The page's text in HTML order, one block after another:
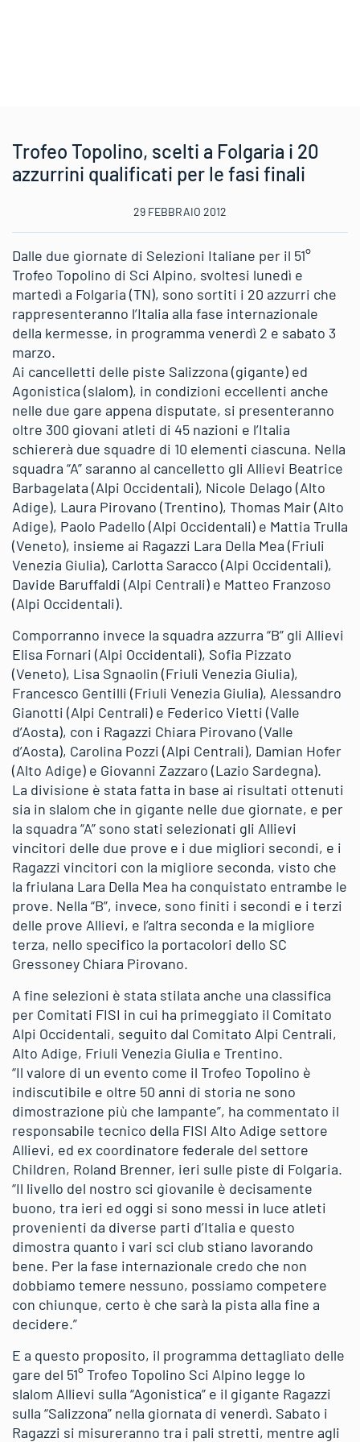
Trofeo Topolino, scelti a Folgaria i 20
azzurrini qualificati per le fasi finali
29 FEBBRAIO 2012
Dalle due giornate di Selezioni Italiane per il 51°
Trofeo Topolino di Sci Alpino, svoltesi lunedì e
martedì a Folgaria (TN), sono sortiti i 20 azzurri che
rappresenteranno l’Italia alla fase internazionale
della kermesse, in programma venerdì 2 e sabato 3
marzo.
Ai cancelletti delle piste Salizzona (gigante) ed
Agonistica (slalom), in condizioni eccellenti anche
nelle due gare appena disputate, si presenteranno
oltre 300 giovani atleti di 45 nazioni e l’Italia
schiererà due squadre di 10 elementi ciascuna. Nella
squadra “A” saranno al cancelletto gli Allievi Beatrice
Barbagelata (Alpi Occidentali), Nicole Delago (Alto
Adige), Laura Pirovano (Trentino), Thomas Mair (Alto
Adige), Paolo Padello (Alpi Occidentali) e Mattia Trulla
(Veneto), insieme ai Ragazzi Lara Della Mea (Friuli
Venezia Giulia), Carlotta Saracco (Alpi Occidentali),
Davide Baruffaldi (Alpi Centrali) e Matteo Franzoso
(Alpi Occidentali).
Comporranno invece la squadra azzurra “B” gli Allievi
Elisa Fornari (Alpi Occidentali), Sofia Pizzato
(Veneto), Lisa Sgnaolin (Friuli Venezia Giulia),
Francesco Gentilli (Friuli Venezia Giulia), Alessandro
Gianotti (Alpi Centrali) e Federico Vietti (Valle
d’Aosta), con i Ragazzi Chiara Pirovano (Valle
d’Aosta), Carolina Pozzi (Alpi Centrali), Damian Hofer
(Alto Adige) e Giovanni Zazzaro (Lazio Sardegna).
La divisione è stata fatta in base ai risultati ottenuti
sia in slalom che in gigante nelle due giornate, e per
la squadra “A” sono stati selezionati gli Allievi
vincitori delle due prove e i due migliori secondi, e i
Ragazzi vincitori con la migliore seconda, visto che
la friulana Lara Della Mea ha conquistato entrambe le
prove. Nella “B”, invece, sono finiti i secondi e i terzi
delle prove Allievi, e l’altra seconda e la migliore
terza, nello specifico la portacolori dello SC
Gressoney Chiara Pirovano.
A fine selezioni è stata stilata anche una classifica
per Comitati FISI in cui ha primeggiato il Comitato
Alpi Occidentali, seguito dal Comitato Alpi Centrali,
Alto Adige, Friuli Venezia Giulia e Trentino.
“Il valore di un evento come il Trofeo Topolino è
indiscutibile e oltre 50 anni di storia ne sono
dimostrazione più che lampante”, ha commentato il
responsabile tecnico della FISI Alto Adige settore
Allievi, ed ex coordinatore federale del settore
Children, Roland Brenner, ieri sulle piste di Folgaria.
“Il livello del nostro sci giovanile è decisamente
buono, tra ieri ed oggi si sono messi in luce atleti
provenienti da diverse parti d’Italia e questo
dimostra quanto i vari sci club stiano lavorando
bene. Per la fase internazionale credo che non
dobbiamo temere nessuno, possiamo competere
con chiunque, certo è che sarà la pista alla fine a
decidere.”
E a questo proposito, il programma dettagliato delle
gare del 51° Trofeo Topolino Sci Alpino legge lo
slalom Allievi sulla “Agonistica” e il gigante Ragazzi
sulla “Salizzona” nella giornata di venerdì. Sabato i
Ragazzi si misureranno tra i pali stretti, mentre agli